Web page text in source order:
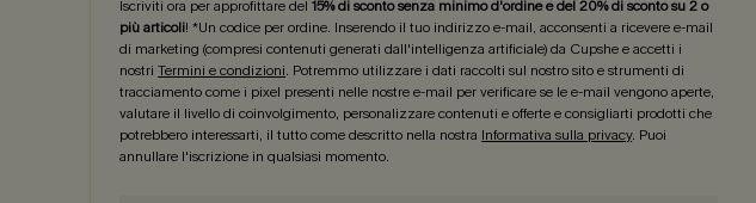
Iscriviti ora per approfittare del15% di sconto senza minimo d'ordine e del 20% di sconto su 2 o
più articoli! *Un codice per ordine. Inserendo il tuo indirizzo e-mail, acconsenti a ricevere e-mail
di marketing (compresi contenuti generati dall'intelligenza artificiale) da Cupshe e accetti i
nostriTermini e condizioni. Potremmo utilizzare i dati raccolti sul nostro sito e strumenti di
tracciamento come i pixel presenti nelle nostre e-mail per verificare se le e-mail vengono aperte,
valutare il livello di coinvolgimento, personalizzare contenuti e offerte e consigliarti prodotti che
potrebbero interessarti, il tutto come descritto nella nostra Informativa sulla privacy. Puoi
annullare l'iscrizione in qualsiasi momento.